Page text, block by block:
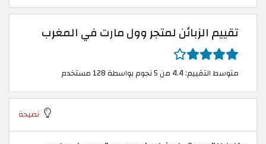
تقييم الزبائن لمتجر وول مارت في المغرب
متوسط التقييم: 4.4 من 5 نجوم بواسطة 128 مستخدم
نصيحة